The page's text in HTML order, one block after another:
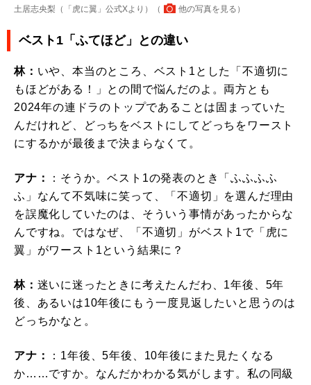
土居志央梨（「虎に翼」公式Xより）（ 他の写真を見る ）
ベスト1「ふてほど」との違い
林： いや、本当のところ、ベスト1とした「不適切に
もほどがある！」との間で悩んだのよ。両方とも
2024年の連ドラのトップであることは固まっていた
んだけれど、どっちをベストにしてどっちをワースト
にするかが最後まで決まらなくて。
アナ：
：そうか。ベスト1の発表のとき「ふふふふ
ふ」なんて不気味に笑って、「不適切」を選んだ理由
を誤魔化していたのは、そういう事情があったからな
んですね。ではなぜ、「不適切」がベスト1で「虎に
翼」がワースト1という結果に？
林： 迷いに迷ったときに考えたんだわ、1年後、5年
後、あるいは10年後にもう一度見返したいと思うのは
どっちかなと。
アナ：
：1年後、5年後、10年後にまた見たくなる
か……ですか。なんだかわかる気がします。私の同級